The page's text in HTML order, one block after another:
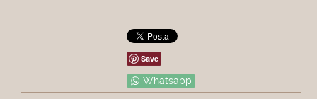
Save
Whatsapp